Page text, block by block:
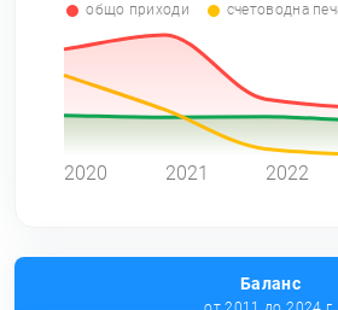
общо приходи счетоводна
2020 2021 2022
Баланс